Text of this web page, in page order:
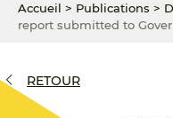
Accueil > Publications >
report submitted to
RETOUR